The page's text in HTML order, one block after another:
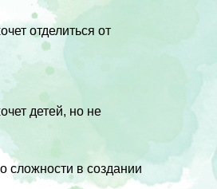
отделиться от
детей, но не
сложности в создании